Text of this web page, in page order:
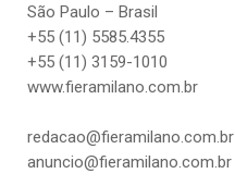
São Paulo – Brasil
+55 (11) 5585.4355
+55 (11) 3159-1010
www.fieramilano.com.br
redacao@fieramilano.com.br
anuncio@fieramilano.com.br